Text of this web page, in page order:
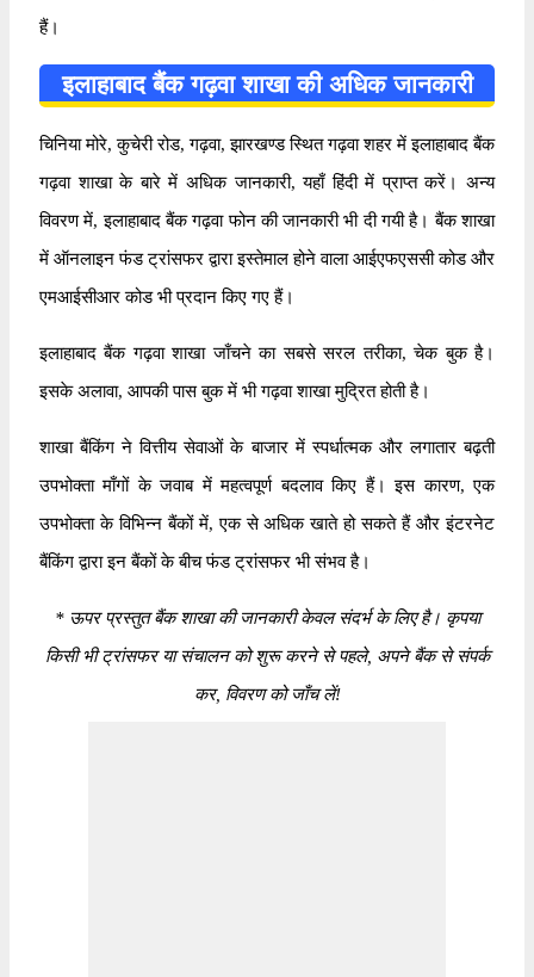
हैं।
इलाहाबाद बैंक गढ़वा शाखा की अधिक जानकारी
चिनिया मोरे, कुचेरी रोड, गढ़वा, झारखण्ड स्थित गढ़वा शहर में इलाहाबाद बैंक
गढ़वा शाखा के बारे में अधिक जानकारी, यहाँ हिंदी में प्राप्त करें। अन्य
विवरण में, इलाहाबाद बैंक गढ़वा फोन की जानकारी भी दी गयी है। बैंक शाखा
में ऑनलाइन फंड ट्रांसफर द्वारा इस्तेमाल होने वाला आईएफएससी कोड और
एमआईसीआर कोड भी प्रदान किए गए हैं।
इलाहाबाद बैंक गढ़वा शाखा जाँचने का सबसे सरल तरीका, चेक बुक है।
इसके अलावा, आपकी पास बुक में भी गढ़वा शाखा मुद्रित होती है।
शाखा बैंकिंग ने वित्तीय सेवाओं के बाजार में स्पर्धात्मक और लगातार बढ़ती
उपभोक्ता माँगों के जवाब में महत्वपूर्ण बदलाव किए हैं। इस कारण, एक
उपभोक्ता के विभिन्न बैंकों में, एक से अधिक खाते हो सकते हैं और इंटरनेट
बैंकिंग द्वारा इन बैंकों के बीच फंड ट्रांसफर भी संभव है।
*ऊपर प्रस्तुत बैंक शाखा की जानकारी केवल संदर्भ के लिए है। कृपया
किसी भी ट्रांसफर या संचालन को शुरू करने से पहले, अपने बैंक से संपर्क
कर, विवरण को जाँच लें!